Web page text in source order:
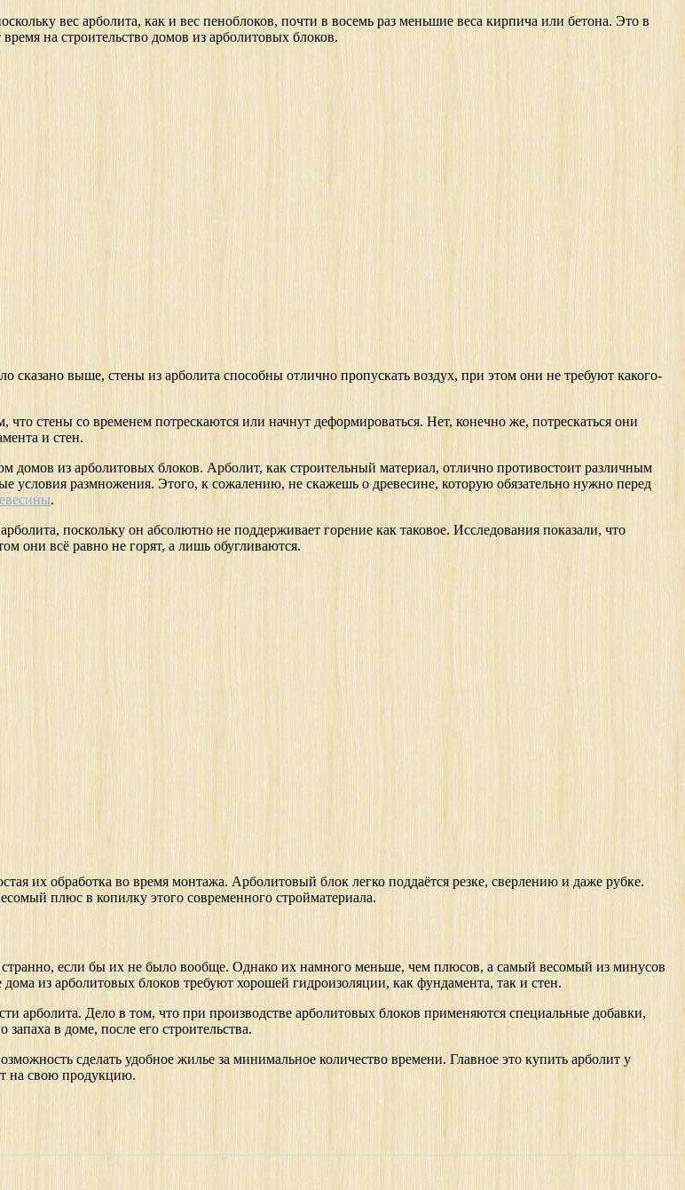
вес арболита, как и вес пеноблоков, почти в восемь раз меньшие веса кирпича или бетона. Это в
на строительство домов из арболитовых блоков.
выше, стены из арболита способны отлично пропускать воздух, при этом они не требуют какого-
стены со временем потрескаются или начнут деформироваться. Нет, конечно же, потрескаться они
и стен.
из арболитовых блоков. Арболит, как строительный материал, отлично противостоит различным
условия размножения. Этого, к сожалению, не скажешь о древесине, которую обязательно нужно перед
.
поскольку он абсолютно не поддерживает горение как таковое. Исследования показали, что
они всё равно не горят, а лишь обугливаются.
их обработка во время монтажа. Арболитовый блок легко поддаётся резке, сверлению и даже рубке.
плюс в копилку этого современного стройматериала.
если бы их не было вообще. Однако их намного меньше, чем плюсов, а самый весомый из минусов
из арболитовых блоков требуют хорошей гидроизоляции, как фундамента, так и стен.
арболита. Дело в том, что при производстве арболитовых блоков применяются специальные добавки,
в доме, после его строительства.
сделать удобное жилье за минимальное количество времени. Главное это купить арболит у
на свою продукцию.